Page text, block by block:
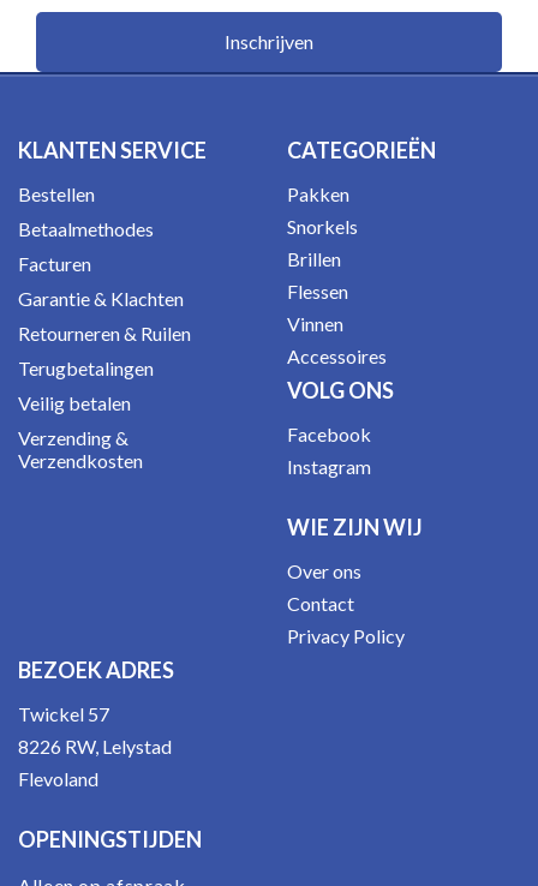
Inschrijven
KLANTEN SERVICE
Bestellen
Betaalmethodes
Facturen
Garantie & Klachten
Retourneren & Ruilen
Terugbetalingen
Veilig betalen
Verzending &
Verzendkosten
CATEGORIEËN
Pakken
Snorkels
Brillen
Flessen
Vinnen
Accessoires
VOLG ONS
Facebook
Instagram
WIE ZIJN WIJ
Over ons
Contact
Privacy Policy
BEZOEK ADRES
Twickel 57
8226 RW, Lelystad
Flevoland
OPENINGSTIJDEN